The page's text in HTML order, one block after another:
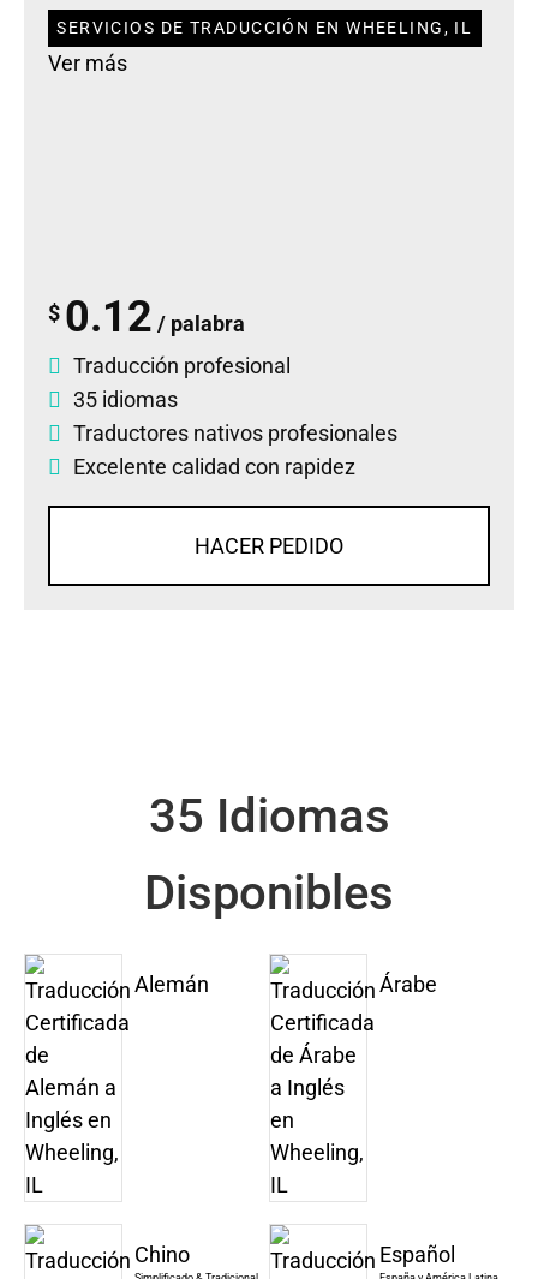
SERVICIOS DE TRADUCCIÓN EN WHEELING, IL
Ver más
$ 0.12 / palabra
Traducción profesional
35 idiomas
Traductores nativos profesionales
Excelente calidad con rapidez
HACER PEDIDO
35 Idiomas
Disponibles
Alemán Árabe
Chino Español